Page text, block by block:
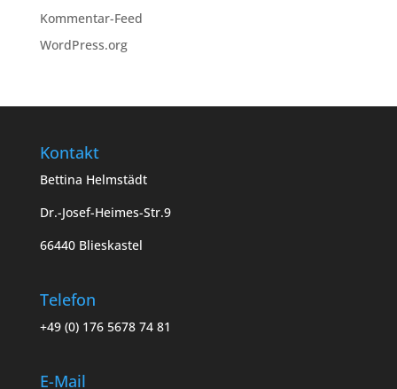
Kommentar-Feed
WordPress.org
Kontakt
Bettina Helmstädt
Dr.-Josef-Heimes-Str.9
66440 Blieskastel
Telefon
+49 (0) 176 5678 74 81
E-Mail